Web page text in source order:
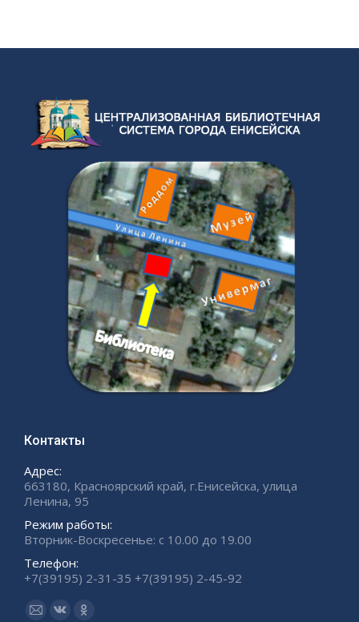
Контакты
Адрес:
663180, Красноярский край, г.Енисейска, улица
Ленина, 95
Режим работы:
Вторник-Воскресенье: с 10.00 до 19.00
Телефон:
+7(39195) 2-31-35 +7(39195) 2-45-92
Ищите нас: